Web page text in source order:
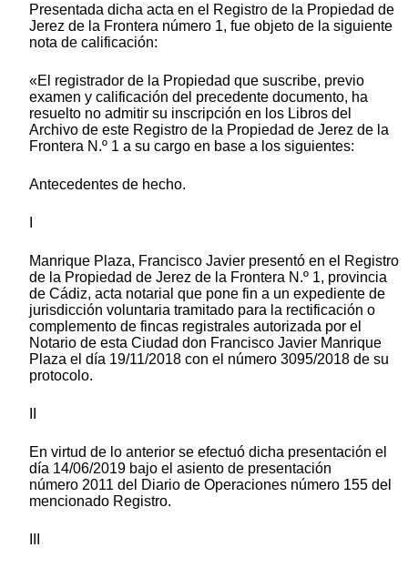
Presentada dicha acta en el Registro de la Propiedad de
Jerez de la Frontera número 1, fue objeto de la siguiente
nota de calificación:
«El registrador de la Propiedad que suscribe, previo
examen y calificación del precedente documento, ha
resuelto no admitir su inscripción en los Libros del
Archivo de este Registro de la Propiedad de Jerez de la
Frontera N.º 1 a su cargo en base a los siguientes:
Antecedentes de hecho.
Manrique Plaza, Francisco Javier presentó en el Registro
de la Propiedad de Jerez de la Frontera N.º 1, provincia
de Cádiz, acta notarial que pone fin a un expediente de
jurisdicción voluntaria tramitado para la rectificación o
complemento de fincas registrales autorizada por el
Notario de esta Ciudad don Francisco Javier Manrique
Plaza el día 19/11/2018 con el número 3095/2018 de su
protocolo.
En virtud de lo anterior se efectuó dicha presentación el
día 14/06/2019 bajo el asiento de presentación
número 2011 del Diario de Operaciones número 155 del
mencionado Registro.